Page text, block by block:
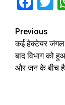
Previous
कई हेक्‍टेयर
बाद विभाग को
और जन के बीच